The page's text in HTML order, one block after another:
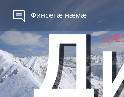
Финсетæ нæмæ